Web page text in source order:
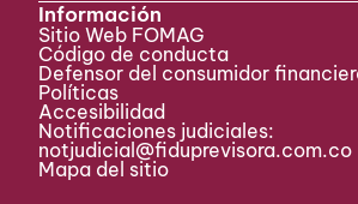
Información
Sitio Web FOMAG
Código de conducta
Defensor del consumidor
Políticas
Accesibilidad
Notificaciones judiciales:
notjudicial@fiduprevisora.com.co
Mapa del sitio